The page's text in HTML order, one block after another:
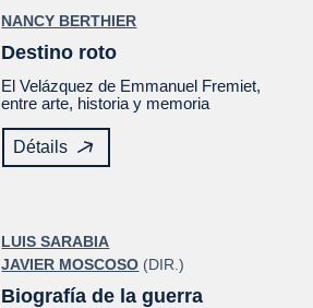
NANCY BERTHIER
Destino roto
ElVelázquez de Emmanuel Fremiet,
entre arte, historia y memoria
Détails
LUIS SARABIA
JAVIER MOSCOSO (DIR.)
Biografía de la guerra